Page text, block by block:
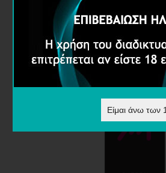
10ml E-Liquids
Υγρό Αναπλήρωσης Cherry Cola
Είμαι άνω των